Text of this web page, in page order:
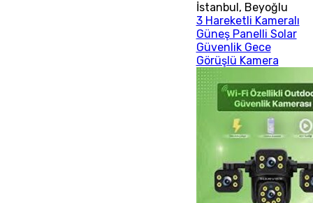
İstanbul , Beyoğlu
3 Hareketli Kameralı
Güneş Panelli Solar
Güvenlik Gece
Görüşlü Kamera